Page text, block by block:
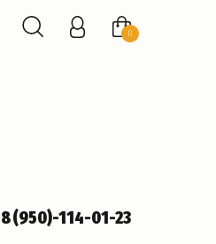
0
8 (950)-114-01-23